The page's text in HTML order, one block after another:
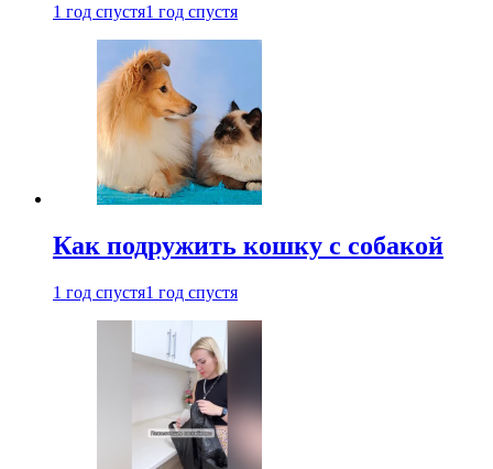
1 год спустя1 год спустя
Как подружить кошку с собакой
1 год спустя1 год спустя